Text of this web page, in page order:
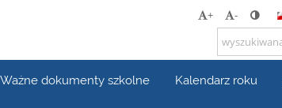
+ -
Ważne dokumenty szkolne Kalendarz roku